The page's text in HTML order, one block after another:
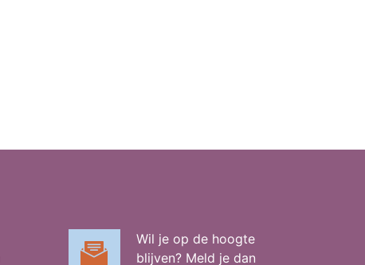
Wil je op de hoogte
blijven? Meld je dan